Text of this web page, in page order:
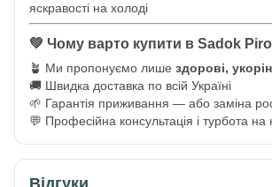
яскравості на холоді
💚 Чому варто купити в Sadok
🪴 Ми пропонуємо лише здорові,
🚚 Швидка доставка по всій Україні
🌱 Гарантія приживання — або заміна
💬 Професійна консультація і турбота на
Відгуки